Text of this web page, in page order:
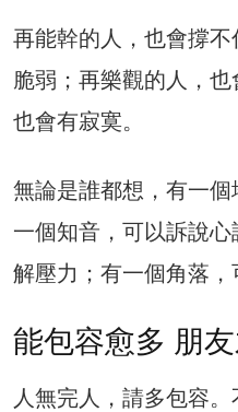
再能幹的人，也會撐
脆弱；再樂觀的人，也
也會有寂寞。
無論是誰都想，有一
一個知音，可以訴說
解壓力；有一個角落，
能包容愈多 朋
人無完人，請多包容